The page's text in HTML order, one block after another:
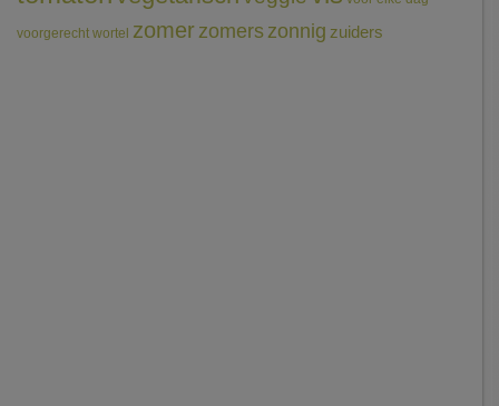
voorgerecht wortel zomerzomerszonnig zuiders